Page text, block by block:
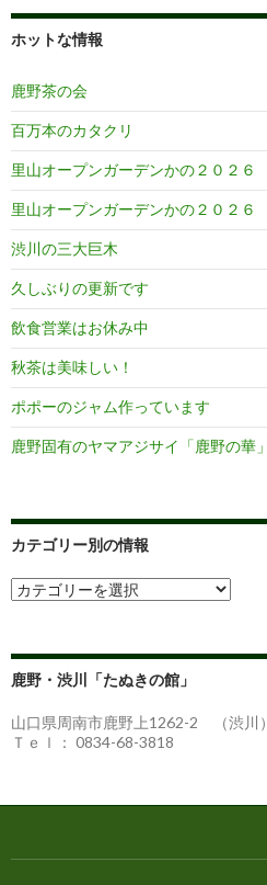
ホットな情報
鹿野茶の会
百万本のカタクリ
里山オープンガーデンかの２０２６
里山オープンガーデンかの２０２６
渋川の三大巨木
久しぶりの更新です
飲食営業はお休み中
秋茶は美味しい！
ポポーのジャム作っています
鹿野固有のヤマアジサイ「鹿野の華」
カテゴリー別の情報
カ
テ
別
情
報
鹿野・渋川「たぬきの館」
山口県周南市鹿野上1262-2 （渋川）
Ｔｅｌ： 0834-68-3818